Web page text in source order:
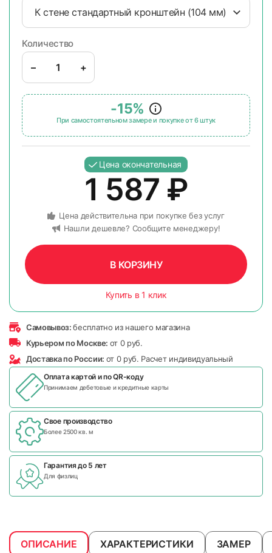
К стене стандартный кронштейн (104 мм)
Количество
– +
-15%
При самостоятельном замере и покупке от 6 штук
Цена окончательная
1 587 ₽
Цена действительна при покупке без услуг
Нашли дешевле? Сообщите менеджеру!
В КОРЗИНУ
Купить в 1 клик
Самовывоз:бесплатно из нашего магазина
Курьером по Москве: от 0 руб.
Доставка по России: от 0 руб. Расчет индивидуальный
Оплата картой и поQR-коду
Принимаем дебетовые и кредитные карты
Свое производство
Более 2500 кв. м
Гарантия до 5 лет
Для физлиц
ОПИСАНИЕ ХАРАКТЕРИСТИКИ ЗАМЕР